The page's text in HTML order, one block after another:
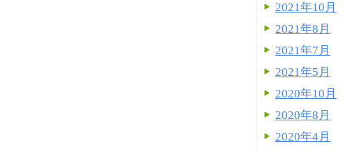
2021年10月
2021年8月
2021年7月
2021年5月
2020年10月
2020年8月
2020年4月